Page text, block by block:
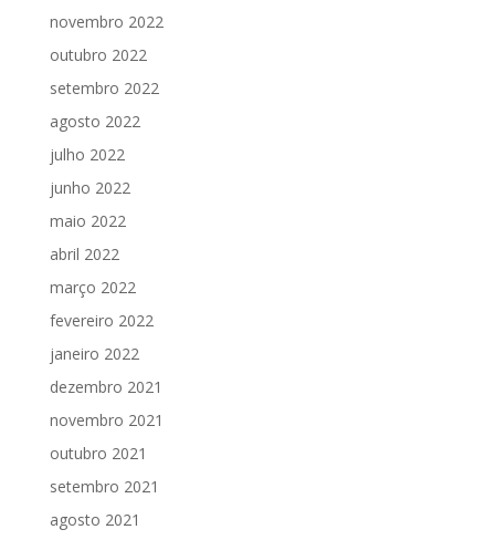
novembro 2022
outubro 2022
setembro 2022
agosto 2022
julho 2022
junho 2022
maio 2022
abril 2022
março 2022
fevereiro 2022
janeiro 2022
dezembro 2021
novembro 2021
outubro 2021
setembro 2021
agosto 2021